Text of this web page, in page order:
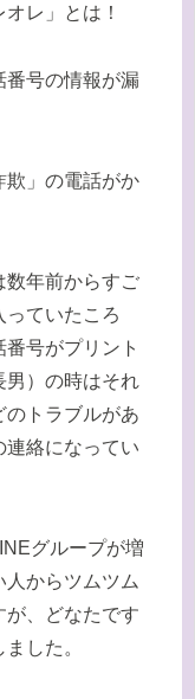
レ」とは！
番号の情報が漏
欺」の電話がか
数年前からすご
っていたころ
号がプリント
男）の時はそれ
のトラブルがあ
連絡になってい
グループが増
人からツムツム
が、どなたです
した。